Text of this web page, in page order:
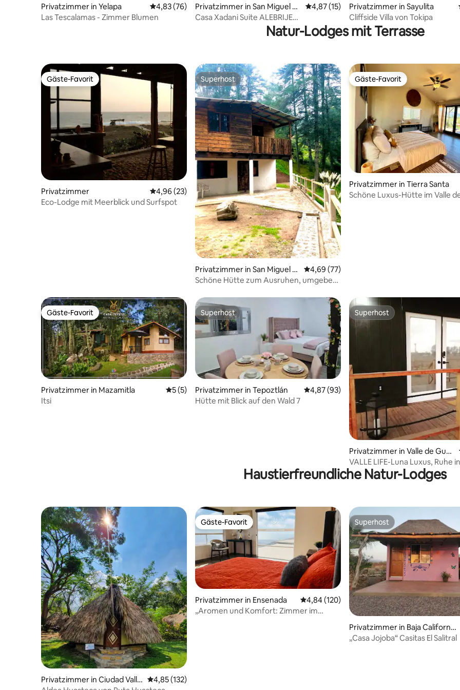
Privatzimmer in Yelapa Durchschnittliche Bewertung: 4,83 von 5, 76 Bewertungen
4,83 (76)
Las Tescalamas - Zimmer Blumen
Privatzimmer in San Miguel de
l Puerto
Durchschnittliche Bewertung: 4,87 von 5,
4,87 (15)
Casa Xadani Suite ALEBRIJE
Privatzimmer in Sayulita
Cliffside Villa von Tokipa
Natur-Lodges mit Terrasse
Gäste-Favorit
Gäste-Favorit
Privatzimmer Durchschnittliche Bewertung: 4,96 von 5, 23 Bewertungen
4,96 (23)
Eco-Lodge mit Meerblick und Surfspot
Superhost
Superhost
Privatzimmer in San Miguel T
ecpan
Durchschnittliche Bewertung: 4,69 von 5,
4,69 (77)
Schöne Hütte zum Ausruhen, umgeben
Gäste-Favorit
Gäste-Favorit
Privatzimmer in Tierra Santa
Schöne Luxus-Hütte im Valle
Gäste-Favorit
Gäste-Favorit
Privatzimmer in Mazamitla Durchschnittliche Bewertung: 5 von 5, 5 Bewertungen
5 (5)
Itsi
Superhost
Superhost
Privatzimmer in Tepoztlán Durchschnittliche Bewertung: 4,87 von 5,
4,87 (93)
Hütte mit Blick auf den Wald 7
Superhost
Superhost
Privatzimmer in Valle de Guad
alupe
VALLE LIFE-Luna Luxus, Ruhe in der
Natur.
Haustierfreundliche Natur-Lodges
Privatzimmer in Ciudad Valle Durchschnittliche Bewertung: 4,85 von 5, 132 Bewertungen
4,85 (132)
Gäste-Favorit
Gäste-Favorit
Privatzimmer in Ensenada Durchschnittliche Bewertung: 4,84 von 5,
4,84 (120)
„Aromen und Komfort: Zimmer im
Superhost
Superhost
Privatzimmer in Baja California
Sur
„Casa Jojoba“ Casitas El Salitral